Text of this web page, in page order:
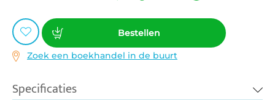
Bestellen
Zoek een boekhandel in de buurt
Specificaties